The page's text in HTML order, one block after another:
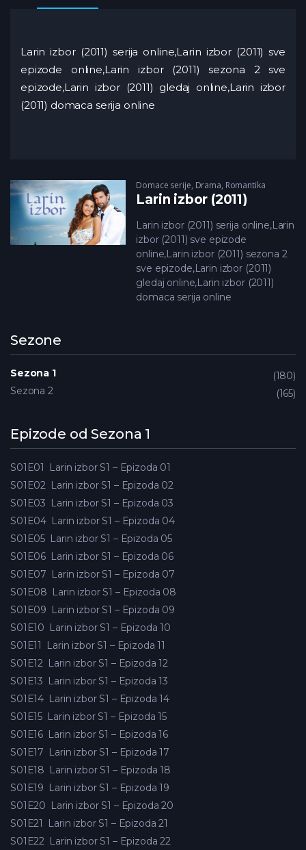
Larin izbor (2011) serija online,Larin izbor (2011) sve
epizode online,Larin izbor (2011) sezona 2 sve
epizode,Larin izbor (2011) gledaj online,Larin izbor
(2011) domaca serija online
Domace serije, Drama, Romantika
Larin izbor (2011)
Larin izbor (2011) serija online,Larin
izbor (2011) sve epizode
online,Larin izbor (2011) sezona 2
sve epizode,Larin izbor (2011)
gledaj online,Larin izbor (2011)
domaca serija online
Sezone
Sezona 1
180
Sezona 2
165
Epizode od Sezona 1
S01E01
Larin izbor S1 – Epizoda 01
S01E02 Larin izbor S1 – Epizoda 02
S01E03 Larin izbor S1 – Epizoda 03
S01E04 Larin izbor S1 – Epizoda 04
S01E05 Larin izbor S1 – Epizoda 05
S01E06 Larin izbor S1 – Epizoda 06
S01E07 Larin izbor S1 – Epizoda 07
S01E08 Larin izbor S1 – Epizoda 08
S01E09 Larin izbor S1 – Epizoda 09
S01E10 Larin izbor S1 – Epizoda 10
S01E11
Larin izbor S1 – Epizoda 11
S01E12 Larin izbor S1 – Epizoda 12
S01E13 Larin izbor S1 – Epizoda 13
S01E14 Larin izbor S1 – Epizoda 14
S01E15 Larin izbor S1 – Epizoda 15
S01E16 Larin izbor S1 – Epizoda 16
S01E17 Larin izbor S1 – Epizoda 17
S01E18 Larin izbor S1 – Epizoda 18
S01E19 Larin izbor S1 – Epizoda 19
S01E20 Larin izbor S1 – Epizoda 20
S01E21
Larin izbor S1 – Epizoda 21
S01E22 Larin izbor S1 – Epizoda 22